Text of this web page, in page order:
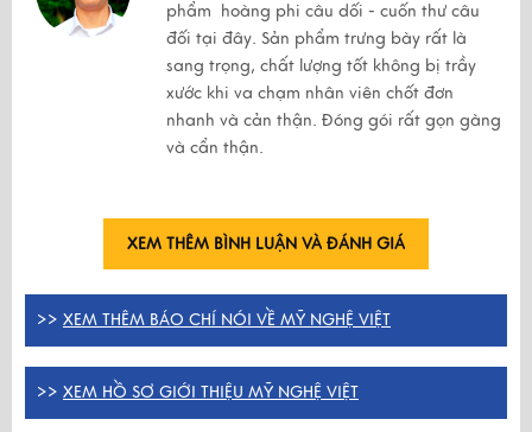
phẩm hoàng phi câu dối - cuốn thư câu
đối tại đây. Sản phẩm trưng bày rất là
sang trọng, chất lượng tốt không bị trầy
xước khi va chạm nhân viên chốt đơn
nhanh và cản thận. Đóng gói rất gọn gàng
và cẩn thận.
XEM THÊM BÌNH LUẬN VÀ ĐÁNH GIÁ
>> XEM THÊM BÁO CHÍ NÓI VỀ MỸ NGHỆ VIỆT
>> XEM HỒ SƠ GIỚI THIỆU MỸ NGHỆ VIỆT